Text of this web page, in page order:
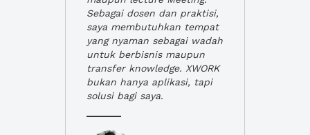
Sebagai dosen dan praktisi,
saya membutuhkan tempat
yang nyaman sebagai wadah
untuk berbisnis maupun
transfer knowledge. XWORK
bukan hanya aplikasi, tapi
solusi bagi saya.